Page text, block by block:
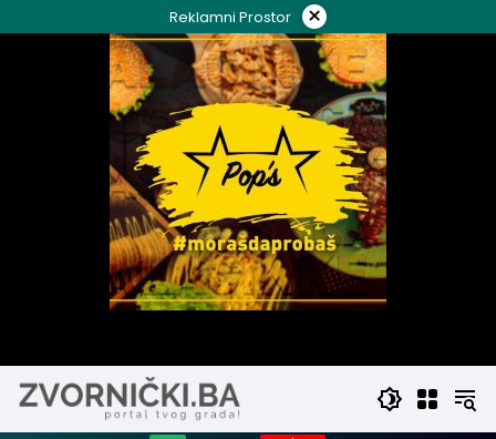
to
Reklamni Prostor ×